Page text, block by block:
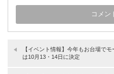
【イベント情報】今年もお台場で
は10月13・14日に決定